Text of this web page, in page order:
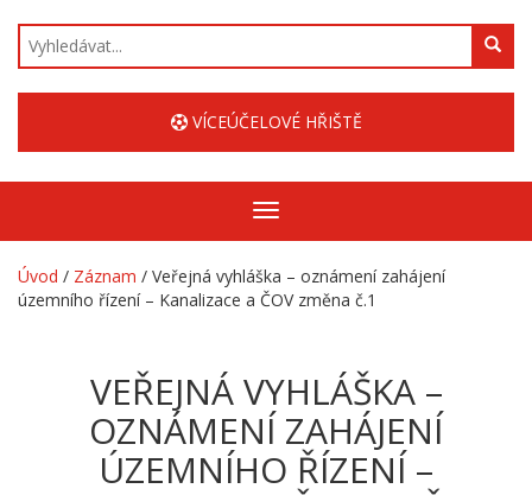
Hledat
VÍCEÚČELOVÉ HŘIŠTĚ
Zobrazit/skrýt
navigaci
Úvod / Záznam / Veřejná vyhláška – oznámení zahájení
územního řízení – Kanalizace a ČOV změna č.1
VEŘEJNÁ VYHLÁŠKA –
OZNÁMENÍ ZAHÁJENÍ
ÚZEMNÍHO ŘÍZENÍ –